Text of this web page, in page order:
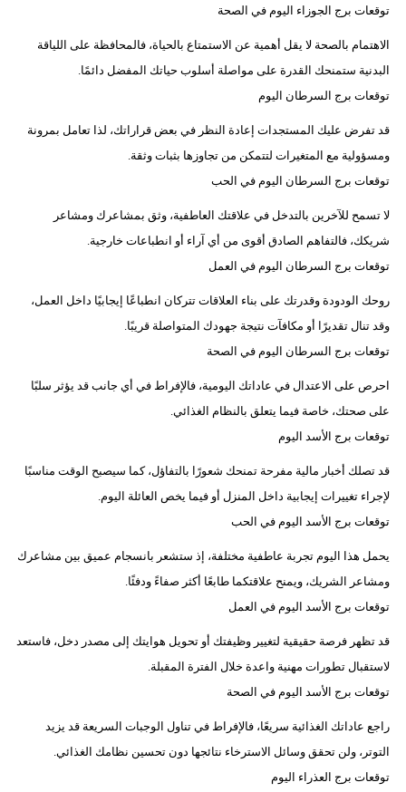
توقعات برج الجوزاء اليوم في الصحة
الاهتمام بالصحة لا يقل أهمية عن الاستمتاع بالحياة، فالمحافظة على اللياقة
البدنية ستمنحك القدرة على مواصلة أسلوب حياتك المفضل دائمًا.
توقعات برج السرطان اليوم
قد تفرض عليك المستجدات إعادة النظر في بعض قراراتك، لذا تعامل بمرونة
ومسؤولية مع المتغيرات لتتمكن من تجاوزها بثبات وثقة.
توقعات برج السرطان اليوم في الحب
لا تسمح للآخرين بالتدخل في علاقتك العاطفية، وثق بمشاعرك ومشاعر
شريكك، فالتفاهم الصادق أقوى من أي آراء أو انطباعات خارجية.
توقعات برج السرطان اليوم في العمل
روحك الودودة وقدرتك على بناء العلاقات تتركان انطباعًا إيجابيًا داخل العمل،
وقد تنال تقديرًا أو مكافآت نتيجة جهودك المتواصلة قريبًا.
توقعات برج السرطان اليوم في الصحة
احرص على الاعتدال في عاداتك اليومية، فالإفراط في أي جانب قد يؤثر سلبًا
على صحتك، خاصة فيما يتعلق بالنظام الغذائي.
توقعات برج الأسد اليوم
قد تصلك أخبار مالية مفرحة تمنحك شعورًا بالتفاؤل، كما سيصبح الوقت مناسبًا
لإجراء تغييرات إيجابية داخل المنزل أو فيما يخص العائلة اليوم.
توقعات برج الأسد اليوم في الحب
يحمل هذا اليوم تجربة عاطفية مختلفة، إذ ستشعر بانسجام عميق بين مشاعرك
ومشاعر الشريك، ويمنح علاقتكما طابعًا أكثر صفاءً ودفئًا.
توقعات برج الأسد اليوم في العمل
قد تظهر فرصة حقيقية لتغيير وظيفتك أو تحويل هوايتك إلى مصدر دخل، فاستعد
لاستقبال تطورات مهنية واعدة خلال الفترة المقبلة.
توقعات برج الأسد اليوم في الصحة
راجع عاداتك الغذائية سريعًا، فالإفراط في تناول الوجبات السريعة قد يزيد
التوتر، ولن تحقق وسائل الاسترخاء نتائجها دون تحسين نظامك الغذائي.
توقعات برج العذراء اليوم